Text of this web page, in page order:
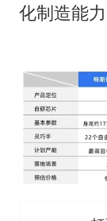
化制造能力